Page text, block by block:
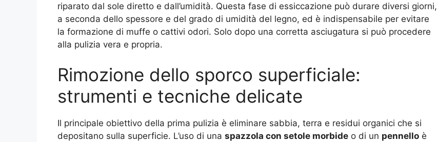
riparato dal sole diretto e dall’umidità. Questa fase di essiccazione può durare diversi giorni,
a seconda dello spessore e del grado di umidità del legno, ed è indispensabile per evitare
la formazione di muffe o cattivi odori. Solo dopo una corretta asciugatura si può procedere
alla pulizia vera e propria.
Rimozione dello sporco superficiale:
strumenti e tecniche delicate
Il principale obiettivo della prima pulizia è eliminare sabbia, terra e residui organici che si
depositano sulla superficie. L’uso di una spazzola con setole morbide o di un pennello è